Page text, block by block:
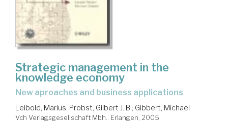
Strategic management in the
knowledge economy
new aproaches and business applications
Leibold, Marius; Probst, Gilbert J. B.; Gibbert, Michael
Vch Verlagsgesellschaft Mbh.. Erlangen, 2005